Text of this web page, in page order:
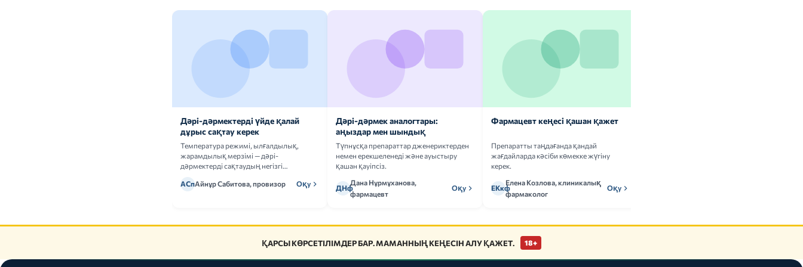
Дәрі-дәрмектерді үйде қалай
дұрыс сақтау керек
Температура режимі, ылғалдылық,
жарамдылық мерзімі — дәрі-
дәрмектерді сақтаудың негізгі
АСпАйнұр Сабитова, провизор Оқу
Дәрі-дәрмек аналогтары:
аңыздар мен шындық
Түпнұсқа препараттар дженериктерден
немен ерекшеленеді және ауыстыру
қашан қауіпсіз.
ДНф
Дана Нұрмұханова,
фармацевт
Оқу
Фармацевт кеңесі қашан қажет
Препаратты таңдағанда қандай
жағдайларда кәсіби көмекке жүгіну
керек.
ЕКкф
Елена Козлова, клиникалық
фармаколог
Оқу
ҚАРСЫ КӨРСЕТІЛІМДЕР БАР. МАМАННЫҢ КЕҢЕСІН АЛУ ҚАЖЕТ. 18+